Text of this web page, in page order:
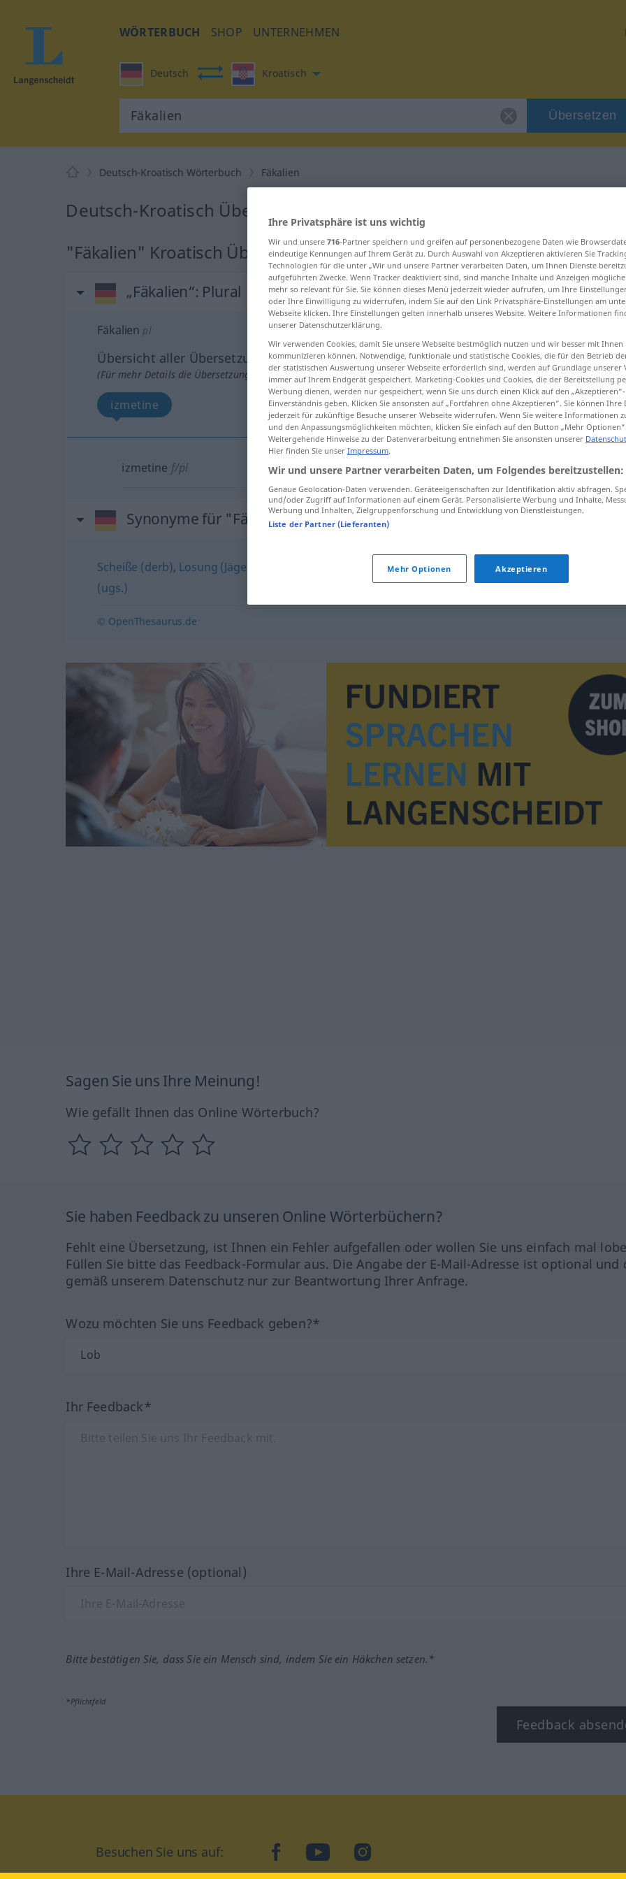
WÖRTERBUCH SHOP UNTERNEHMEN
Deutsch Kroatisch
Übersetzen
Deutsch-Kroatisch Wörterbuch Fäkalien
Deutsch-Kroatisch Übersetzung für "Fäkalien"
"Fäkalien" Kroatisch Übersetzung
„Fäkalien“: Plural
Fäkalien pl
Übersicht aller Übersetzungen
(Für mehr Details die Übersetzung anklicken/antippen)
izmetine
izmetine f/pl Fäkalien
Synonyme für "Fäkalien"
Scheiße (derb), Losung (Jägersprache) Kot,Stuhl,Ausscheidung,Wurst (ugs.)
(ugs.)
© OpenThesaurus.de
Sagen Sie uns Ihre Meinung!
Wie gefällt Ihnen das Online Wörterbuch?
Sie haben Feedback zu unseren Online Wörterbüchern?
Fehlt eine Übersetzung, ist Ihnen ein Fehler aufgefallen oder wollen Sie uns einfach mal
Füllen Sie bitte das Feedback-Formular aus. Die Angabe der E-Mail-Adresse ist optional und
gemäß unserem Datenschutz nur zur Beantwortung Ihrer Anfrage.
Wozu möchten Sie uns Feedback geben?*
Ihr Feedback*
Ihre E-Mail-Adresse (optional)
Bitte bestätigen Sie, dass Sie ein Mensch sind, indem Sie ein Häkchen setzen.*
*Pflichtfeld
Feedback
Besuchen Sie uns auf: facebookYouTubeInstagram
Ihre Privatsphäre ist uns wichtig
Wir und unsere 716-Partner speichern und greifen auf personenbezogene Daten wie
eindeutige Kennungen auf Ihrem Gerät zu. Durch Auswahl von Akzeptieren aktivieren Sie
Technologien für die unter „Wir und unsere Partner verarbeiten Daten, um Ihnen Dienste
aufgeführten Zwecke. Wenn Tracker deaktiviert sind, sind manche Inhalte und Anzeigen
mehr so relevant für Sie. Sie können dieses Menü jederzeit wieder aufrufen, um Ihre
oder Ihre Einwilligung zu widerrufen, indem Sie auf den Link Privatsphäre-Einstellungen am
Webseite klicken. Ihre Einstellungen gelten innerhalb unseres Website. Weitere Informationen
unserer Datenschutzerklärung.
Wir verwenden Cookies, damit Sie unsere Webseite bestmöglich nutzen und wir besser mit Ihnen
kommunizieren können. Notwendige, funktionale und statistische Cookies, die für den Betrieb
der statistischen Auswertung unserer Webseite erforderlich sind, werden auf Grundlage unserer
immer auf Ihrem Endgerät gespeichert. Marketing-Cookies und Cookies, die der Bereitstellung
Werbung dienen, werden nur gespeichert, wenn Sie uns durch einen Klick auf den
Einverständnis geben. Klicken Sie ansonsten auf „Fortfahren ohne Akzeptieren“. Sie können
jederzeit für zukünftige Besuche unserer Webseite widerrufen. Wenn Sie weitere Informationen
und den Anpassungsmöglichkeiten möchten, klicken Sie einfach auf den Button „Mehr
Weitergehende Hinweise zu der Datenverarbeitung entnehmen Sie ansonsten unserer
Hier finden Sie unser Impressum.
Wir und unsere Partner verarbeiten Daten, um Folgendes bereitzustellen:
Genaue Geolocation-Daten verwenden. Geräteeigenschaften zur Identifikation aktiv abfragen.
und/oder Zugriff auf Informationen auf einem Gerät. Personalisierte Werbung und Inhalte,
Werbung und Inhalten, Zielgruppenforschung und Entwicklung von Dienstleistungen.
Liste der Partner (Lieferanten)
Mehr Optionen Akzeptieren